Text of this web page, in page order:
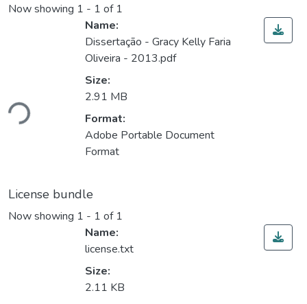
Now showing 1 - 1 of 1
Loading...
Name:
Dissertação - Gracy Kelly Faria
Oliveira - 2013.pdf
Size:
2.91 MB
Format:
Adobe Portable Document
Format
License bundle
Now showing 1 - 1 of 1
Name:
license.txt
Size:
2.11 KB